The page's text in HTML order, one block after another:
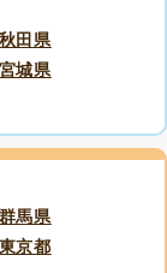
秋田県
宮城県
群馬県
東京都